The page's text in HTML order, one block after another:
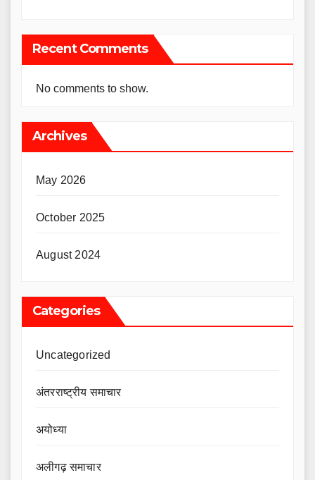
Recent Comments
No comments to show.
Archives
May 2026
October 2025
August 2024
Categories
Uncategorized
अंतरराष्ट्रीय समाचार
अयोध्या
अलीगढ़ समाचार